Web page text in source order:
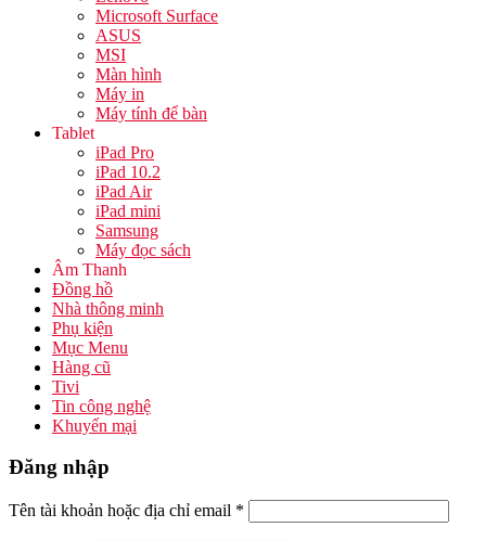
Microsoft Surface
ASUS
MSI
Màn hình
Máy in
Máy tính để bàn
Tablet
iPad Pro
iPad 10.2
iPad Air
iPad mini
Samsung
Máy đọc sách
Âm Thanh
Đồng hồ
Nhà thông minh
Phụ kiện
Mục Menu
Hàng cũ
Tivi
Tin công nghệ
Khuyến mại
Đăng nhập
Tên tài khoản hoặc địa chỉ email *